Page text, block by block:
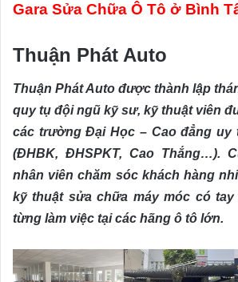
Gara Sửa Chữa Ô Tô ở Bình
Thuận Phát Auto
Thuận Phát Auto được thành lập
quy tụ đội ngũ kỹ sư, kỹ thuật viên
các trường Đại Học – Cao đẳng uy
(ĐHBK, ĐHSPKT, Cao Thắng…).
nhân viên chăm sóc khách hàng
kỹ thuật sửa chữa máy móc có tay
từng làm việc tại các hãng ô tô lớn.